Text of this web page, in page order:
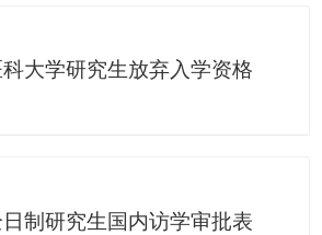
科大学研究生放弃入学资格
制研究生国内访学审批表